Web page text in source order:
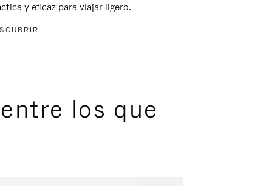
y eficaz para viajar ligero.
los que